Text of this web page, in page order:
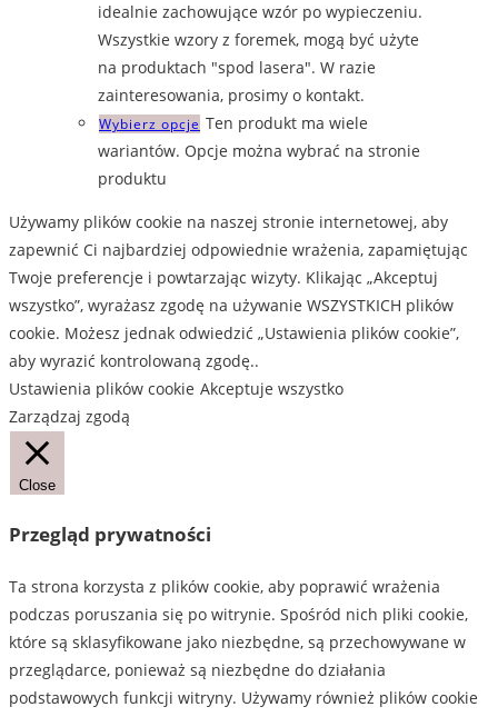
idealnie zachowujące wzór po wypieczeniu.
Wszystkie wzory z foremek, mogą być użyte
na produktach "spod lasera". W razie
zainteresowania, prosimy o kontakt.
Wybierz opcje Ten produkt ma wiele
wariantów. Opcje można wybrać na stronie
produktu
Używamy plików cookie na naszej stronie internetowej, aby
zapewnić Ci najbardziej odpowiednie wrażenia, zapamiętując
Twoje preferencje i powtarzając wizyty. Klikając „Akceptuj
wszystko”, wyrażasz zgodę na używanie WSZYSTKICH plików
cookie. Możesz jednak odwiedzić „Ustawienia plików cookie”,
aby wyrazić kontrolowaną zgodę..
Ustawienia plików cookie Akceptuje wszystko
Zarządzaj zgodą
Close
Przegląd prywatności
Ta strona korzysta z plików cookie, aby poprawić wrażenia
podczas poruszania się po witrynie. Spośród nich pliki cookie,
które są sklasyfikowane jako niezbędne, są przechowywane w
przeglądarce, ponieważ są niezbędne do działania
podstawowych funkcji witryny. Używamy również plików cookie